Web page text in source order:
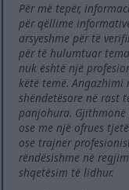
Për më tepër,
për qëllime
arsyeshme për të
për të hulumtuar
nuk është një
këtë temë.
shëndetësore në rast
panjohura.
ose me një ofrues
ose trajner
rëndësishme në
shqetësim të lidhur.